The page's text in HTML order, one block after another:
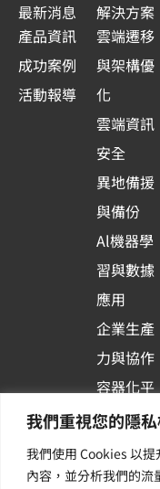
我們重視您的隱
我們使用 Cookies 以
內容，並分析我們的流
s
e
l
最新消息
產品資訊
成功案例
活動報導
解決方案
雲端遷移
與架構優
化
雲端資訊
安全
異地備援
與備份
Al機器學
習與數據
應用
企業生產
力與協作
容器化平
台應用